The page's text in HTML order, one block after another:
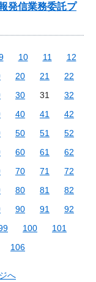
発信業務委託プ
10 11
12
20 21
22
30 31
32
40 41
42
50 51
52
60 61
62
70 71
72
80 81
82
90 91
92
100
101
106
へ